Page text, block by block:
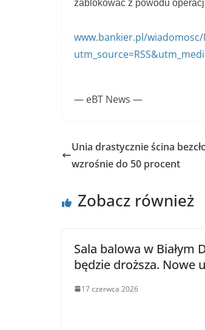
zablokować z powodu
www.bankier.pl/
— eBT News —
Unia drastycznie ścina
wzrośnie do 50 procent
Zobacz również
Sala balowa w Białym
będzie droższa. Nowe
17 czerwca 2026